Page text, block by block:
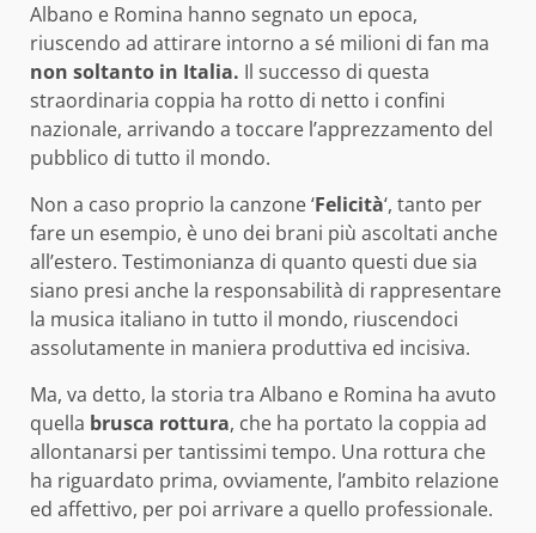
Albano e Romina hanno segnato un epoca,
riuscendo ad attirare intorno a sé milioni di fan ma
non soltanto in Italia. Il successo di questa
straordinaria coppia ha rotto di netto i confini
nazionale, arrivando a toccare l’apprezzamento del
pubblico di tutto il mondo.
Non a caso proprio la canzone ‘Felicità‘, tanto per
fare un esempio, è uno dei brani più ascoltati anche
all’estero. Testimonianza di quanto questi due sia
siano presi anche la responsabilità di rappresentare
la musica italiano in tutto il mondo, riuscendoci
assolutamente in maniera produttiva ed incisiva.
Ma, va detto, la storia tra Albano e Romina ha avuto
quella brusca rottura, che ha portato la coppia ad
allontanarsi per tantissimi tempo. Una rottura che
ha riguardato prima, ovviamente, l’ambito relazione
ed affettivo, per poi arrivare a quello professionale.